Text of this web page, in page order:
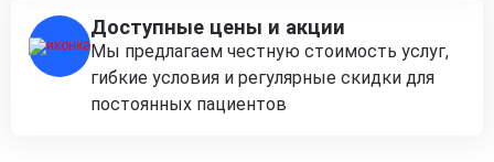
Доступные цены и акции
Мы предлагаем честную стоимость услуг,
гибкие условия и регулярные скидки для
постоянных пациентов